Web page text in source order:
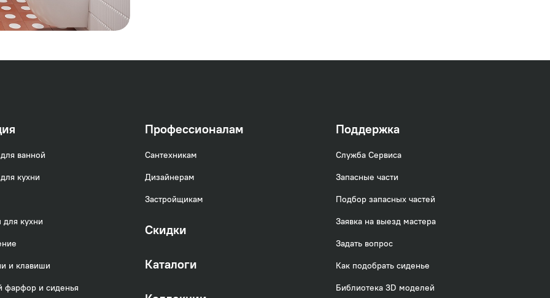
ванной
кухни
для кухни
и клавиши
фарфор и сиденья
Профессионалам
Сантехникам
Дизайнерам
Застройщикам
Скидки
Каталоги
Поддержка
Служба Сервиса
Запасные части
Подбор запасных частей
Заявка на выезд мастера
Задать вопрос
Как подобрать сиденье
Библиотека 3D моделей